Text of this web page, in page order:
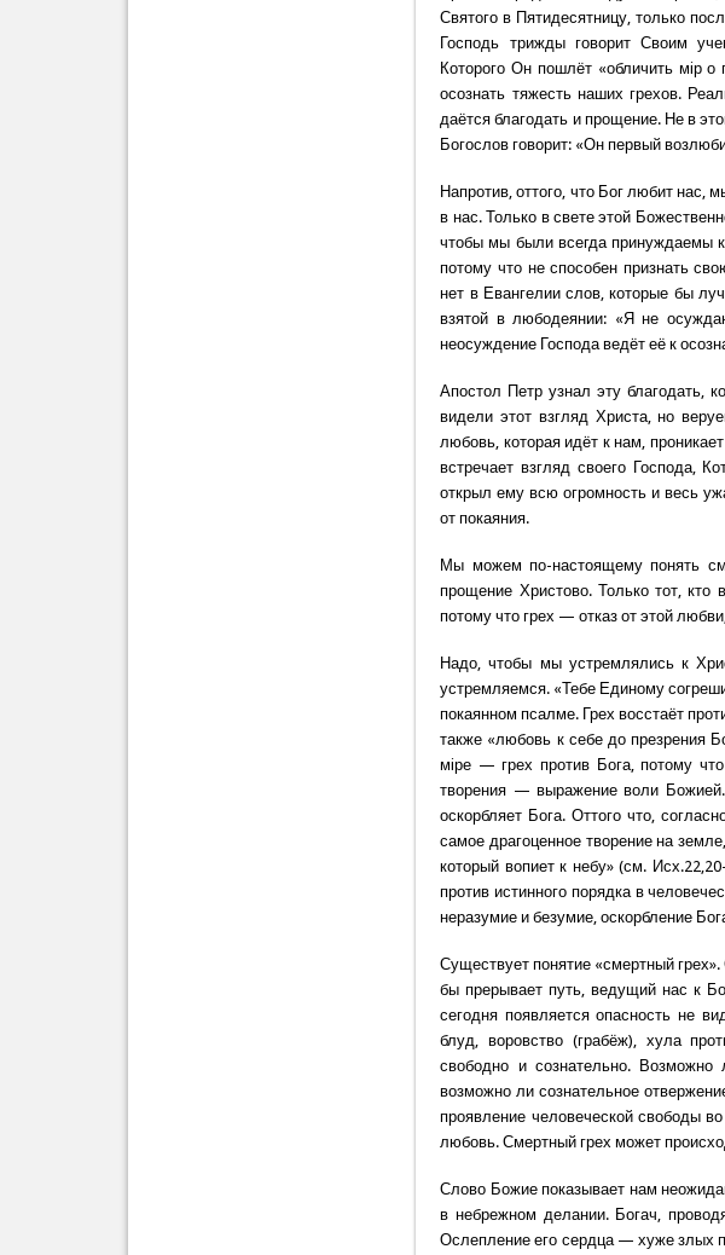
Святого в Пятидесятницу, только
Господь трижды говорит Своим
Которого Он пошлёт «обличить мiр
осознать тяжесть наших грехов.
даётся благодать и прощение. Не в
Богослов говорит: «Он первый
Напротив, оттого, что Бог любит нас,
в нас. Только в свете этой
чтобы мы были всегда принуждаемы к
потому что не способен признать
нет в Евангелии слов, которые бы
взятой в любодеянии: «Я не
неосуждение Господа ведёт её к
Апостол Петр узнал эту благодать,
видели этот взгляд Христа, но
любовь, которая идёт к нам,
встречает взгляд своего Господа,
открыл ему всю огромность и весь
от покаяния.
Мы можем по-настоящему понять
прощение Христово. Только тот, кто
потому что грех — отказ от этой
Надо, чтобы мы устремлялись к
устремляемся. «Тебе Единому
покаянном псалме. Грех восстаёт
также «любовь к себе до презрения
мiре — грех против Бога, потому
творения — выражение воли
оскорбляет Бога. Оттого что,
самое драгоценное творение на
который вопиет к небу» (см.
против истинного порядка в
неразумие и безумие, оскорбление
Существует понятие «смертный
бы прерывает путь, ведущий нас к
сегодня появляется опасность не
блуд, воровство (грабёж), хула
свободно и сознательно. Возможно
возможно ли сознательное
проявление человеческой свободы
любовь. Смертный грех может
Слово Божие показывает нам
в небрежном делании. Богач,
Ослепление его сердца — хуже злых